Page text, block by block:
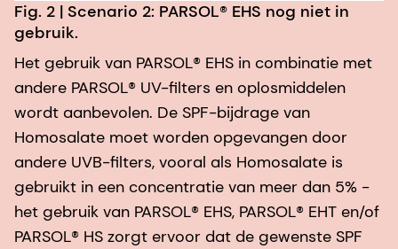
Fig. 2 | Scenario 2: PARSOL® EHS nog niet in
gebruik.
Het gebruik van PARSOL® EHS in combinatie met
andere PARSOL® UV-filters en oplosmiddelen
wordt aanbevolen. De SPF-bijdrage van
Homosalate moet worden opgevangen door
andere UVB-filters, vooral als Homosalate is
gebruikt in een concentratie van meer dan 5% -
het gebruik van PARSOL® EHS, PARSOL® EHT en/of
PARSOL® HS zorgt ervoor dat de gewenste SPF